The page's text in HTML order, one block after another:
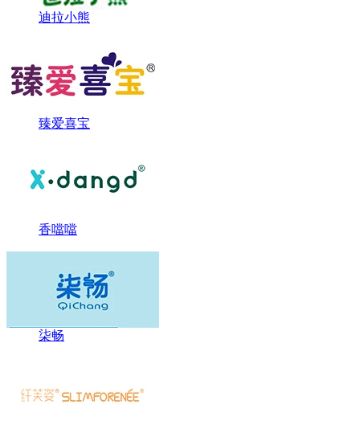
迪拉小熊
臻爱喜宝
香噹噹
柒畅